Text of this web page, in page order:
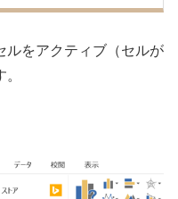
ルをアクティブ（セルが